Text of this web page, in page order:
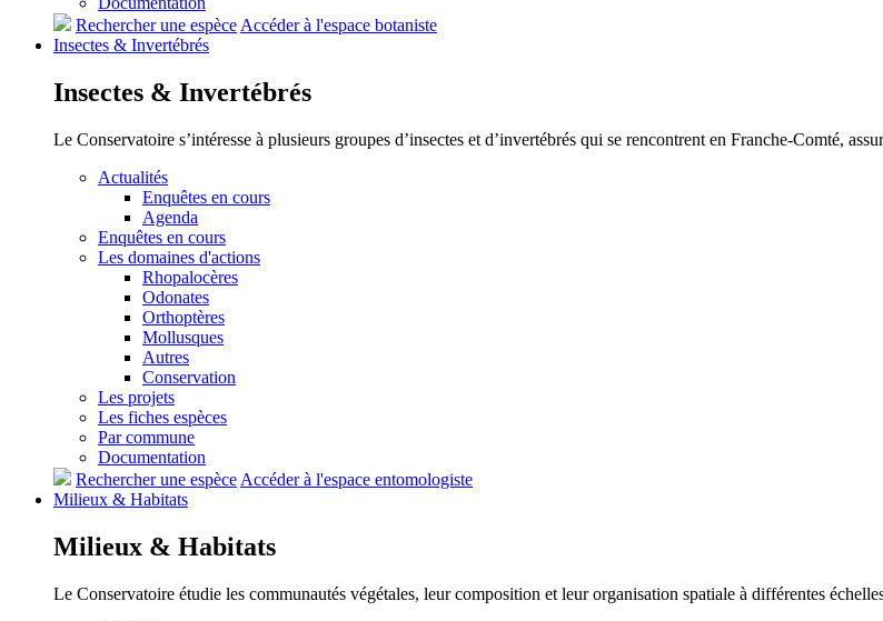
Rechercher une espèceAccéder à l'espace botaniste
Insectes & Invertébrés
Insectes & Invertébrés
Le Conservatoire s’intéresse à plusieurs groupes d’insectes et d’invertébrés qui se rencontrent en Franche-Comté,
Actualités
Enquêtes en cours
Agenda
Enquêtes en cours
Les domaines d'actions
Rhopalocères
Odonates
Orthoptères
Mollusques
Autres
Conservation
Les projets
Les fiches espèces
Par commune
Documentation
Rechercher une espèce Accéder à l'espace entomologiste
Milieux & Habitats
Milieux & Habitats
Le Conservatoire étudie les communautés végétales, leur composition et leur organisation spatiale à différentes